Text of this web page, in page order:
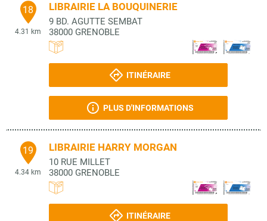
18
4.31 km
LIBRAIRIE LA BOUQUINERIE
9 BD. AGUTTE SEMBAT
38000 GRENOBLE
ITINÉRAIRE
PLUS D'INFORMATIONS
19
4.34 km
LIBRAIRIE HARRY MORGAN
10 RUE MILLET
38000 GRENOBLE
ITINÉRAIRE